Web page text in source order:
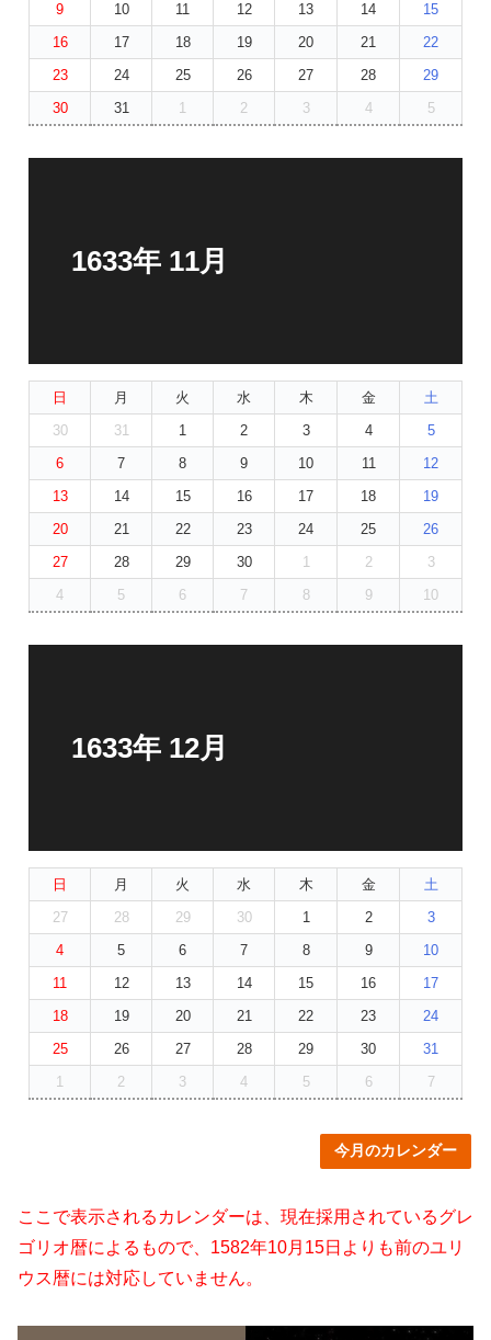
9
10 11 12 13 14
15
16
17 18 19 20 21
22
23
24 25 26 27 28
29
30
31 1 2 3 4 5
1633年 11月
日 月 火 水 木 金
土
30
31 1 2 3 4
5
6
7 8 9 10 11
12
13
14 15 16 17 18
19
20
21 22 23 24 25
26
27
28 29 30 1 2
3
4
5 6 7 8 9 10
1633年 12月
日 月 火 水 木 金
土
27
28 29 30 1 2
3
4
5 6 7 8 9
10
11
12 13 14 15 16
17
18
19 20 21 22 23
24
25
26 27 28 29 30
31
1
2 3 4 5 6 7
今月のカレンダー
ここで表示されるカレンダーは、現在採用されているグレ
ゴリオ暦によるもので、1582年10月15日よりも前のユリ
ウス暦には対応していません。